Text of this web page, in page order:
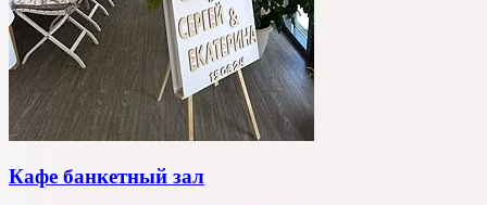
Кафе банкетный зал